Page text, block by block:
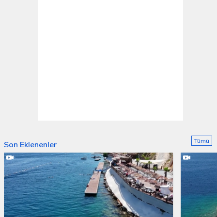
Son Eklenenler Tümü